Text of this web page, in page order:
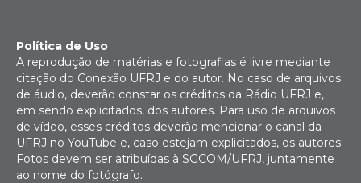
Política de Uso
A reprodução de matérias e fotografias é livre mediante
citação do Conexão UFRJ e do autor. No caso de arquivos
de áudio, deverão constar os créditos da Rádio UFRJ e,
em sendo explicitados, dos autores. Para uso de arquivos
de vídeo, esses créditos deverão mencionar o canal da
UFRJ no YouTube e, caso estejam explicitados, os autores.
Fotos devem ser atribuídas à SGCOM/UFRJ, juntamente
ao nome do fotógrafo.